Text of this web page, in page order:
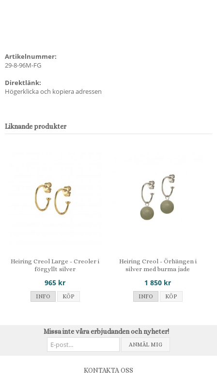
Artikelnummer:
29-8-96M-FG
Direktlänk:
Högerklicka och kopiera adressen
Liknande produkter
Heiring Creol Large - Creoler i
förgyllt silver
965 kr
INFO KÖP
Heiring Creol - Örhängen i
silver med burma jade
1 850 kr
INFO KÖP
Missa inte våra erbjudanden och nyheter!
ANMÄL MIG
KONTAKTA OSS